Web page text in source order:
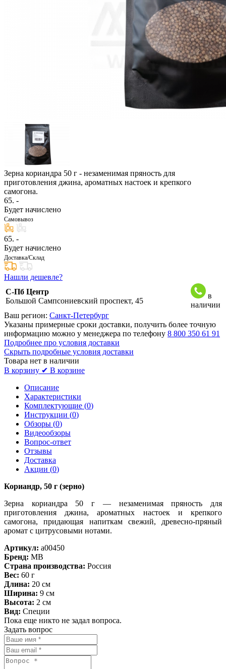
Зерна кориандра 50 г - незаменимая пряность для
приготовления джина, ароматных настоек и крепкого
самогона.
65. -
Будет начислено
Самовывоз
65. -
Будет начислено
Доставка/Склад
Нашли дешевле?
С-Пб Центр
Большой Сампсониевский проспект, 45
в
наличии
Ваш регион: Санкт-Петербург
Указаны примерные сроки доставки, получить более точную
информацию можно у менеджера по телефону 8 800 350 61 91
Подробнее про условия доставки
Скрыть подробные условия доставки
Товара нет в наличии
В корзину ✔ В корзине
Описание
Характеристики
Комплектующие (0)
Инструкции (0)
Обзоры (0)
Видеообзоры
Вопрос-ответ
Отзывы
Доставка
Акции (0)
Кориандр, 50 г (зерно)
Зерна кориандра 50 г — незаменимая пряность для
приготовления джина, ароматных настоек и крепкого
самогона, придающая напиткам свежий, древесно-пряный
аромат с цитрусовыми нотами.
Артикул: a00450
Бренд: MB
Страна производства: Россия
Вес: 60 г
Длина: 20 см
Ширина: 9 см
Высота: 2 см
Вид: Специи
Пока еще никто не задал вопроса.
Задать вопрос